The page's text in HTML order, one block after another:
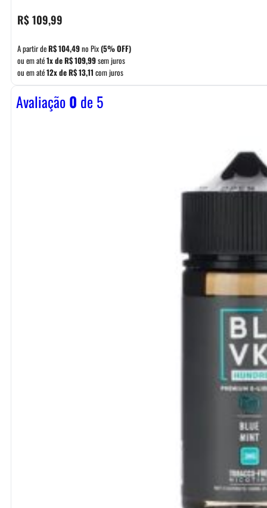
R$109,99
A partir deR$104,49no Pix(5% OFF)
ou em até1x deR$109,99sem juros
ou em até12x deR$13,11 com juros
Avaliação0 de 5